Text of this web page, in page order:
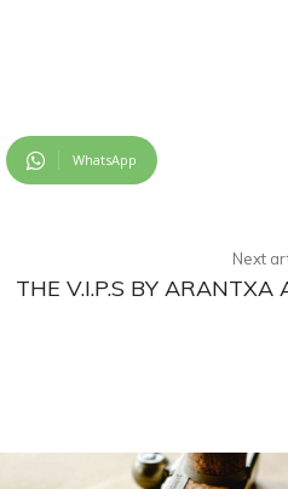
WhatsApp
Next
THE V.I.P.S BY ARANTXA